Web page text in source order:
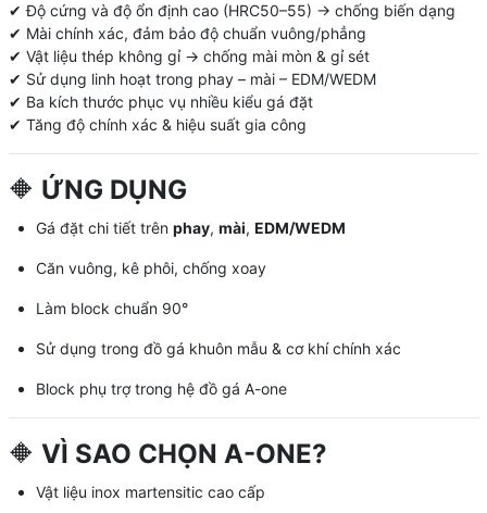
✔ Độ cứng và độ ổn định cao (HRC50–55) → chống biến dạng
✔ Mài chính xác, đảm bảo độ chuẩn vuông/phẳng
✔ Vật liệu thép không gỉ → chống mài mòn & gỉ sét
✔ Sử dụng linh hoạt trong phay – mài – EDM/WEDM
✔ Ba kích thước phục vụ nhiều kiểu gá đặt
✔ Tăng độ chính xác & hiệu suất gia công
🔶 ỨNG DỤNG
Gá đặt chi tiết trên phay, mài, EDM/WEDM
Căn vuông, kê phôi, chống xoay
Làm block chuẩn 90°
Sử dụng trong đồ gá khuôn mẫu & cơ khí chính xác
Block phụ trợ trong hệ đồ gá A-one
🔶 VÌ SAO CHỌN A-ONE?
Vật liệu inox martensitic cao cấp